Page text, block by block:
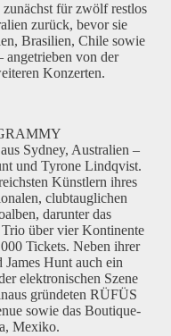
zunächst für zwölf restlos
zurück, bevor sie
Brasilien, Chile sowie
angetrieben von der
Konzerten.
Sydney, Australien –
und Tyrone Lindqvist.
Künstlern ihres
clubtauglichen
darunter das
über vier Kontinente
Tickets. Neben ihrer
Hunt auch ein
elektronischen Szene
gründeten RÜFÜS
sowie das Boutique-
Mexiko.